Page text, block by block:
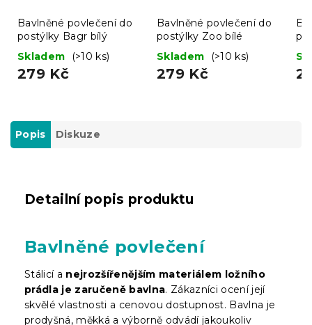
Bavlněné povlečení do
postýlky Bagr bílý
Skladem
(>10 ks)
279 Kč
Bavlněné povlečení do
postýlky Zoo bílé
Skladem
(>10 ks)
279 Kč
Popis Diskuze
Detailní popis produktu
Bavlněné povlečení
Stálicí a nejrozšířenějším materiálem ložního
prádla je zaručeně bavlna. Zákazníci ocení její
skvělé vlastnosti a cenovou dostupnost. Bavlna je
prodyšná, měkká a výborně odvádí jakoukoliv